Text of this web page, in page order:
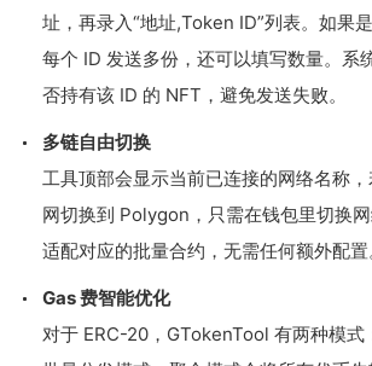
址，再录入“地址,Token ID”列表。如果
每个 ID 发送多份，还可以填写数量。系
否持有该 ID 的 NFT，避免发送失败。
多链自由切换
工具顶部会显示当前已连接的网络名称
网切换到 Polygon，只需在钱包里切换
适配对应的批量合约，无需任何额外配置
Gas 费智能优化
对于 ERC-20，GTokenTool 有两种模式